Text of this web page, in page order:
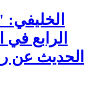
الخليفي:
الرابع في
الحديث عن